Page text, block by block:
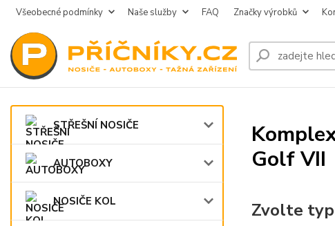
Všeobecné podmínky Naše služby FAQ Značky výrobků
STŘEŠNÍ NOSIČE
AUTOBOXY
NOSIČE KOL
Golf VII
Zvolte